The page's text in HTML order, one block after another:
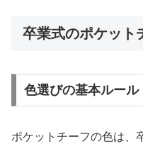
卒業式のポケット
色選びの基本ルール
ポケットチーフの色は、